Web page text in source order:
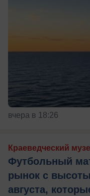
вчера в 18:26
Краеведческий
Футбольный
рынок с
августа,